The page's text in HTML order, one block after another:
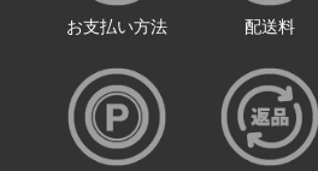
お支払い方法 配送料